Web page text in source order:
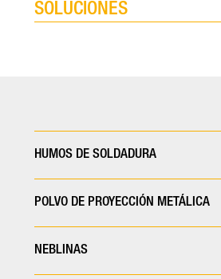
SOLUCIONES
HUMOS DE SOLDADURA
POLVO DE PROYECCIÓN METÁLICA
NEBLINAS